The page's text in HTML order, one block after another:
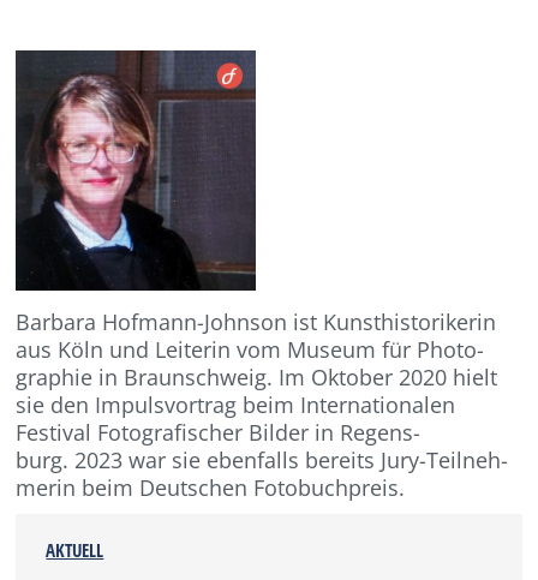
Barbara Hofmann-Johnson ist Kunsthistorikerin
aus Köln und Leiterin vom Museum für Photo-
graphie in Braunschweig. Im Oktober 2020 hielt
sie den Impulsvortrag beim Internationalen
Festival Fotografischer Bilder in Regens-
burg. 2023 war sie ebenfalls bereits Jury-Teilneh-
merin beim Deutschen Fotobuchpreis.
AKTUELL